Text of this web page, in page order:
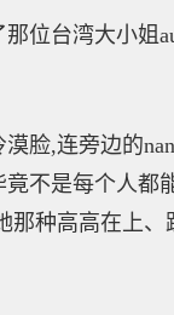
位台湾大小姐
脸,连旁边的
不是每个人都
那种高高在上、